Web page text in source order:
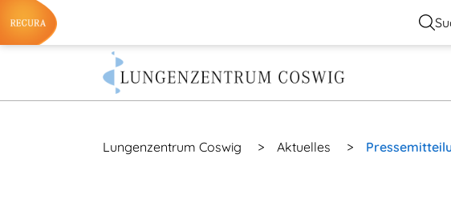
Lungenzentrum Coswig > Aktuelles >